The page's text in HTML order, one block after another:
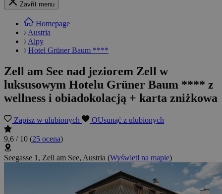
Zavřít menu
Homepage
Austria
Alpy
Hotel Grüner Baum ****
Zell am See nad jeziorem Zell w
luksusowym Hotelu Grüner Baum **** z
wellness i obiadokolacją + karta zniżkowa
Zapisz w ulubionych OUsunąć z ulubionych
9,6 / 10 (25 ocena)
Seegasse 1, Zell am See, Austria (Wyświetl na mapie)